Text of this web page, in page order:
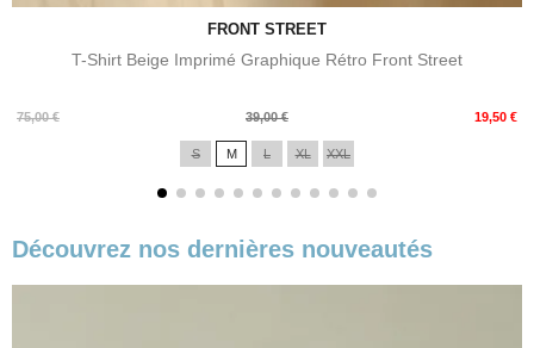
FRONT STREET
T-Shirt Beige Imprimé Graphique Rétro Front Street
75,00 €
Prix
39,00 € 19,50 €
Prix
S M L XL XXL
Découvrez nos dernières nouveautés